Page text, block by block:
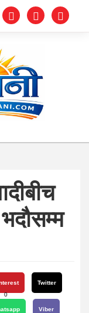
0
Twitter
Viber